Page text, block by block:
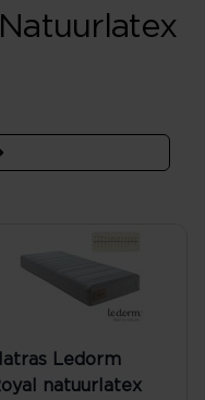
Ledorm
natuurlatex